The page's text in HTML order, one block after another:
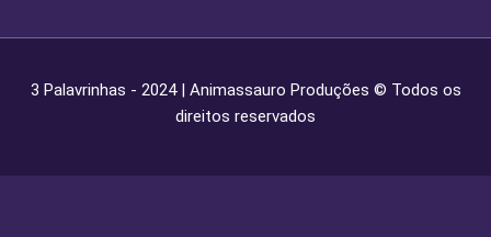
3 Palavrinhas - 2024 | Animassauro Produções © Todos os
direitos reservados